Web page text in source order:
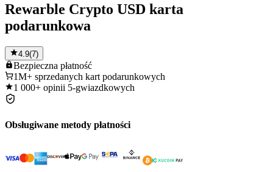
Rewarble Crypto USD karta
podarunkowa
4.9(7)
Bezpieczna płatność
1M+ sprzedanych kart podarunkowych
1 000+ opinii 5-gwiazdkowych
Obsługiwane metody płatności